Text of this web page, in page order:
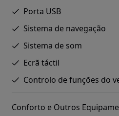
Porta USB
Sistema de navegação
Sistema de som
Ecrã táctil
Controlo de funções do
Conforto e Outros